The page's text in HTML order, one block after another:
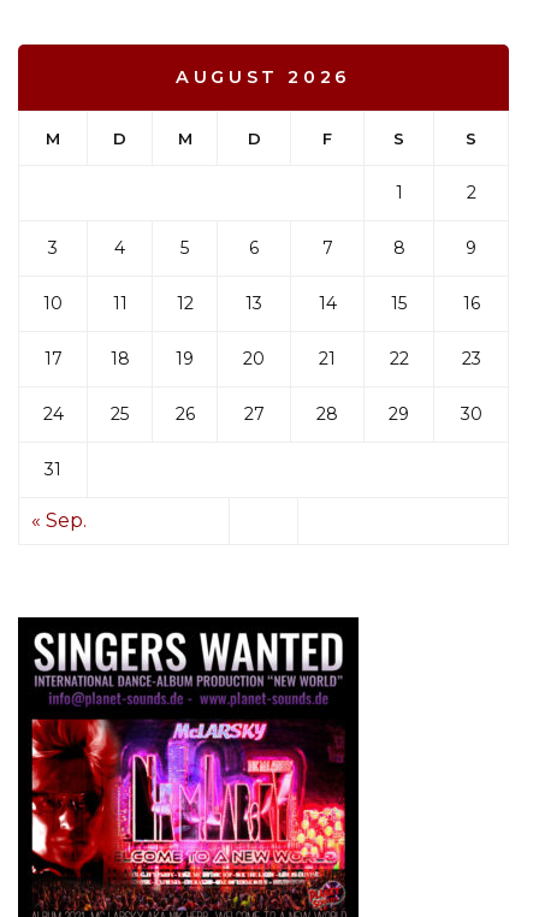
AUGUST 2026
M D M D F S S
1 2
3 4 5 6 7 8 9
10 11 12 13 14 15 16
17 18 19 20 21 22 23
24 25 26 27 28 29 30
31
« Sep.